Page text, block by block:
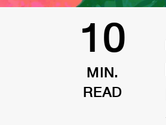
10
MIN.
READ